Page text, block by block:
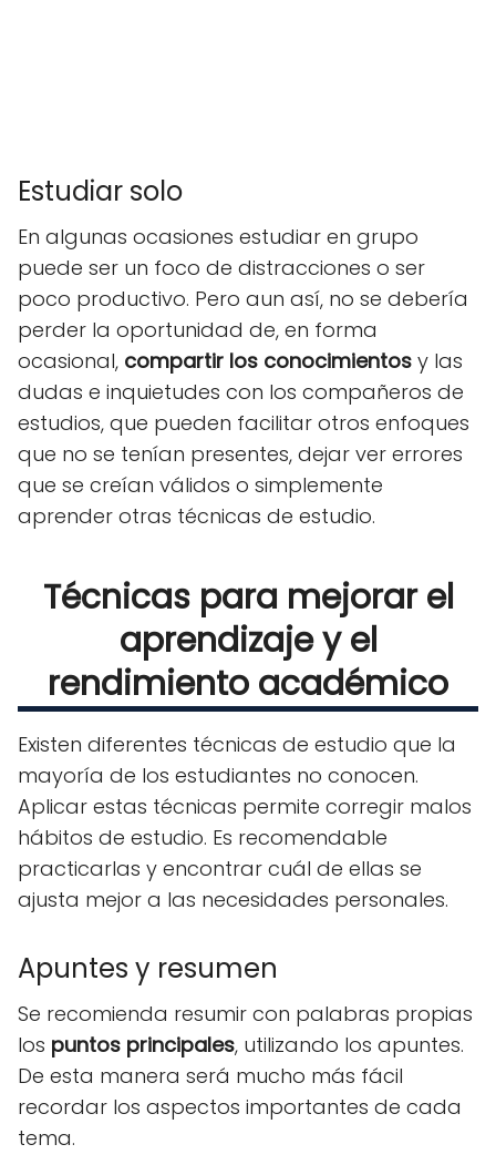
Estudiar solo
En algunas ocasiones estudiar en grupo
puede ser un foco de distracciones o ser
poco productivo. Pero aun así, no se debería
perder la oportunidad de, en forma
ocasional, compartir los conocimientos y las
dudas e inquietudes con los compañeros de
estudios, que pueden facilitar otros enfoques
que no se tenían presentes, dejar ver errores
que se creían válidos o simplemente
aprender otras técnicas de estudio.
Técnicas para mejorar el
aprendizaje y el
rendimiento académico
Existen diferentes técnicas de estudio que la
mayoría de los estudiantes no conocen.
Aplicar estas técnicas permite corregir malos
hábitos de estudio. Es recomendable
practicarlas y encontrar cuál de ellas se
ajusta mejor a las necesidades personales.
Apuntes y resumen
Se recomienda resumir con palabras propias
los puntos principales, utilizando los apuntes.
De esta manera será mucho más fácil
recordar los aspectos importantes de cada
tema.